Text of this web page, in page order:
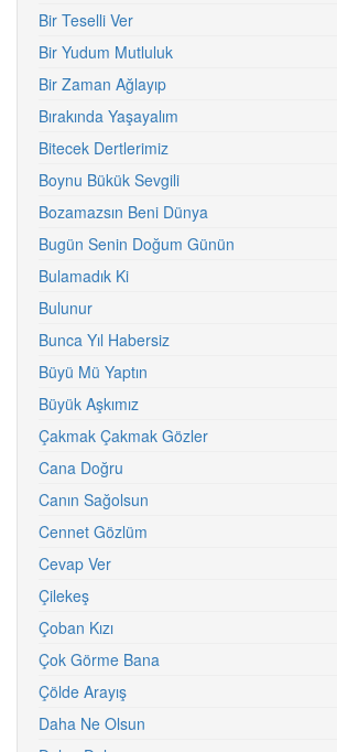
Bir Teselli Ver
Bir Yudum Mutluluk
Bir Zaman Ağlayıp
Bırakında Yaşayalım
Bitecek Dertlerimiz
Boynu Bükük Sevgili
Bozamazsın Beni Dünya
Bugün Senin Doğum Günün
Bulamadık Ki
Bulunur
Bunca Yıl Habersiz
Büyü Mü Yaptın
Büyük Aşkımız
Çakmak Çakmak Gözler
Cana Doğru
Canın Sağolsun
Cennet Gözlüm
Cevap Ver
Çilekeş
Çoban Kızı
Çok Görme Bana
Çölde Arayış
Daha Ne Olsun